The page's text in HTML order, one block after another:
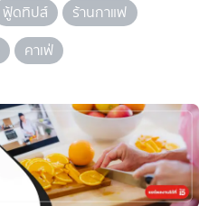
ฟู้ดทิปส์
ร้านกาแฟ
คาเฟ่